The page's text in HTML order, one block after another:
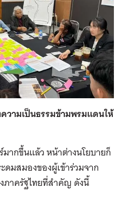
วามเป็นธรรมข้ามพรมแดนให้
ากขึ้นแล้ว หน้าต่างนโยบายก็
ดมสมองของผู้เข้าร่วมจาก
ภาครัฐไทยที่สำคัญ ดังนี้